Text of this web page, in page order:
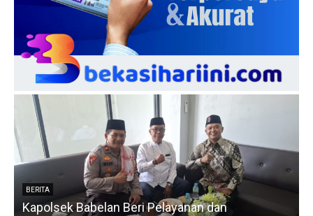
BERITA
Kapolsek Babelan Beri Pelayanan dan